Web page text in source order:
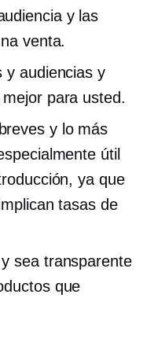
y las
venta.
y audiencias y
para usted.
y lo más
útil
ya que
tasas de
sea transparente
que